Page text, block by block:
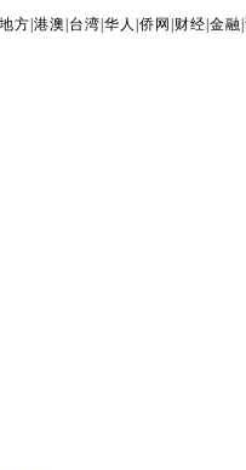
地方 |港澳 台湾 |华人 |侨网 财经 |金融 |